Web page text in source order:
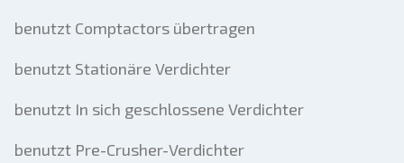
benutzt Comptactors übertragen
benutzt Stationäre Verdichter
benutzt In sich geschlossene Verdichter
benutzt Pre-Crusher-Verdichter